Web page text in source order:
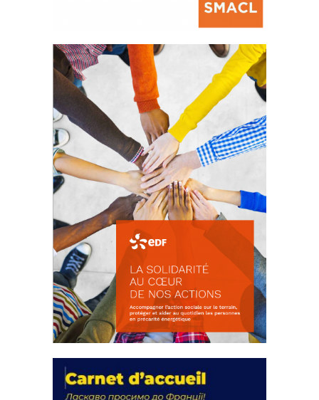
La prévention des conflits
d’intérêts
18 septembre 2023
FEUILLETER
actions
18 septembre 2023